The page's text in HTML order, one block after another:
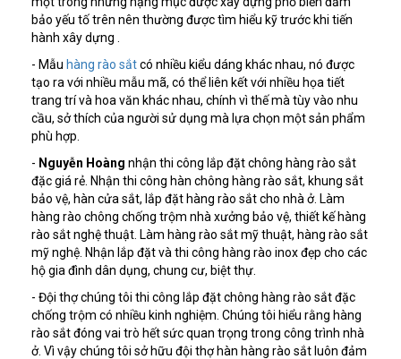
bảo yếu tố trên nên thường được tìm hiểu kỹ trước khi tiến
hành xây dựng .
- Mẫu hàng rào sắtcó nhiều kiểu dáng khác nhau, nó được
tạo ra với nhiều mẫu mã, có thể liên kết với nhiều họa tiết
trang trí và hoa văn khác nhau, chính vì thế mà tùy vào nhu
cầu, sở thích của người sử dụng mà lựa chọn một sản phẩm
phù hợp.
- Nguyễn Hoàng nhận thi công lắp đặt chông hàng rào sắt
đặc giá rẻ. Nhận thi công hàn chông hàng rào sắt, khung sắt
bảo vệ, hàn cửa sắt, lắp đặt hàng rào sắt cho nhà ở. Làm
hàng rào chông chống trộm nhà xưởng bảo vệ, thiết kế hàng
rào sắt nghệ thuật. Làm hàng rào sắt mỹ thuật, hàng rào sắt
mỹ nghệ. Nhận lắp đặt và thi công hàng rào inox đẹp cho các
hộ gia đình dân dụng, chung cư, biệt thự.
- Đội thợ chúng tôi thi công lắp đặt chông hàng rào sắt đặc
chống trộm có nhiều kinh nghiệm. Chúng tôi hiểu rằng hàng
rào sắt đóng vai trò hết sức quan trọng trong công trình nhà
ở. Vì vậy chúng tôi sở hữu đội thợ hàn hàng rào sắt luôn đảm